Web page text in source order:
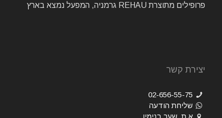
פרופילים מתוצרת REHAU גרמניה, המפעל נמצא בארץ
יצירת קשר
02-656-55-75
שליחת הודעה
א.ת. שער בנימין